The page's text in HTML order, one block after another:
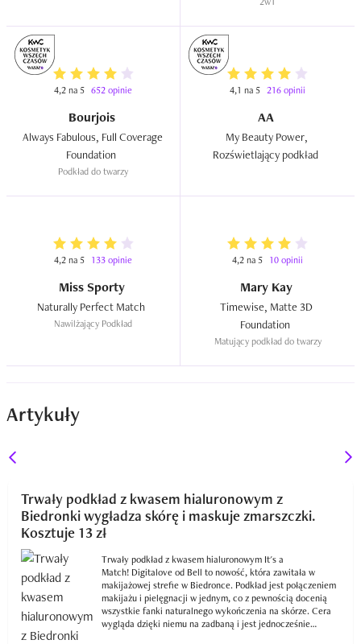
4,2 na 5 652 opinie
Bourjois
Always Fabulous, Full Coverage
Podkład do twarzy
4,1 na 5 216 opinii
AA
My Beauty Power,
4,2 na 5 133 opinie
Miss Sporty
Nawilżający Podkład
4,2 na 5 10 opinii
Mary Kay
Timewise, Matte 3D
Matujący podkład do twarzy
Artykuły
Trwały podkład z kwasem hialuronowym z
Biedronki wygładza skórę i maskuje zmarszczki.
Kosztuje 13 zł
Trwały podkład z kwasem hialuronowym It's a
Match! Digitalove od Bell to nowość, która zawitała w
makijażowej strefie w Biedronce. Podkład jest połączeniem
makijażu i pielęgnacji w jednym, co z pewnością docenią
wszystkie fanki naturalnego wykończenia na skórze. Cera
wygląda dzięki niemu na zadbaną i jest jednocześnie